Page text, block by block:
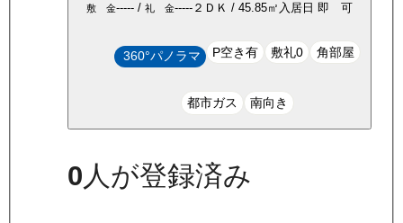
敷 金----- / 礼 金----- ２ＤＫ / 45.85㎡ 入居日 即 可
360°パノラマ P空き有 敷礼0 角部屋
都市ガス 南向き
0人が登録済み